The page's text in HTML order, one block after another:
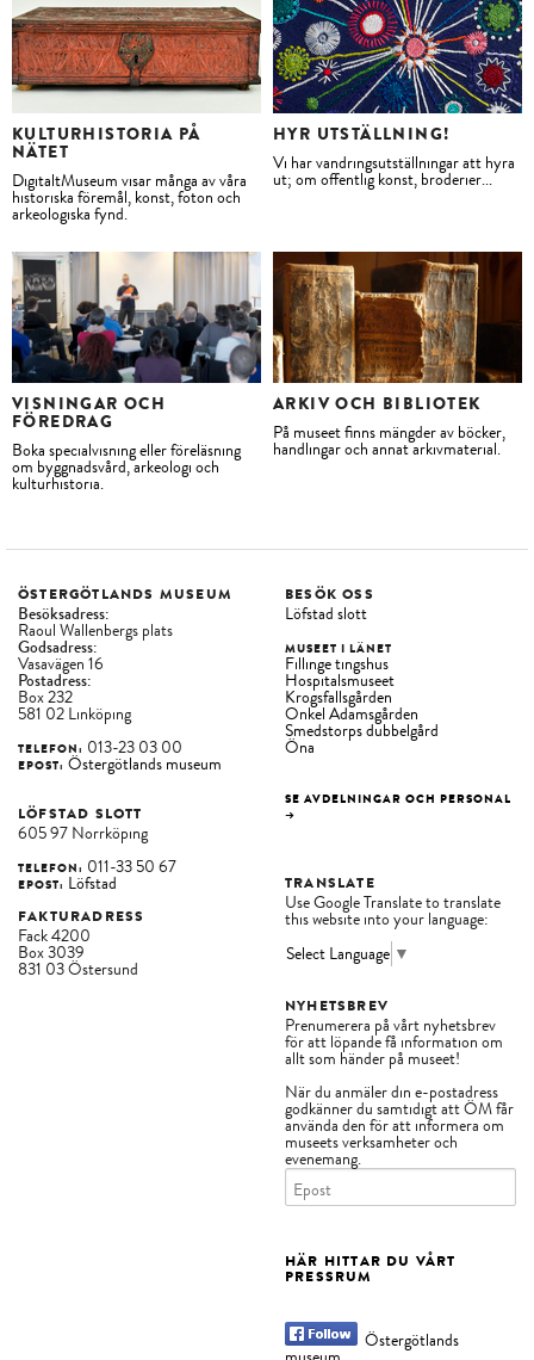
BUTIK
HYR UTSTÄLLNING!
Vi har vandringsutställningar att hyra
ut; om offentlig konst, broderier...
KULTURHISTORIA PÅ
NÄTET
DigitaltMuseum visar många av våra
historiska föremål, konst, foton och
arkeologiska fynd.
ARKIV OCH BIBLIOTEK
På museet finns mängder av böcker,
handlingar och annat arkivmaterial.
VISNINGAR OCH
FÖREDRAG
Boka specialvisning eller föreläsning
om byggnadsvård, arkeologi och
kulturhistoria.
ÖSTERGÖTLANDS MUSEUM
Besöksadress:
Raoul Wallenbergs plats
Godsadress:
Vasavägen 16
Postadress:
Box 232
581 02 Linköping
TELEFON: 013-23 03 00
EPOST: Östergötlands museum
LÖFSTAD SLOTT
605 97 Norrköping
TELEFON: 011-33 50 67
EPOST: Löfstad
FAKTURADRESS
Fack 4200
Box 3039
831 03 Östersund
BESÖK OSS
Löfstad slott
MUSEET I LÄNET
Fillinge tingshus
Hospitalsmuseet
Krogsfallsgården
Onkel Adamsgården
Smedstorps dubbelgård
Öna
SE AVDELNINGAR OCH PERSONAL
→
TRANSLATE
Use Google Translate to translate
this website into your language:
Select Language ▼
NYHETSBREV
Prenumerera på vårt nyhetsbrev
för att löpande få information om
allt som händer på museet!
När du anmäler din e-postadress
godkänner du samtidigt att ÖM får
använda den för att informera om
museets verksamheter och
evenemang.
HÄR HITTAR DU VÅRT
PRESSRUM
Östergötlands